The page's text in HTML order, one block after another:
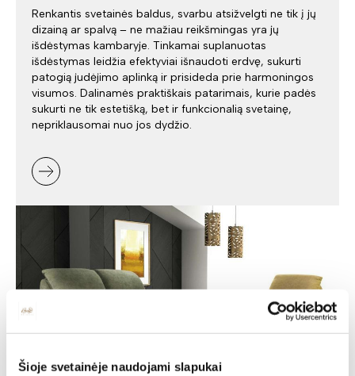
Šioje svetainėje naudojami slapukai
Renkantis svetainės baldus, svarbu atsižvelgti ne tik į jų
dizainą ar spalvą – ne mažiau reikšmingas yra jų
išdėstymas kambaryje. Tinkamai suplanuotas
išdėstymas leidžia efektyviai išnaudoti erdvę, sukurti
patogią judėjimo aplinką ir prisideda prie harmoningos
visumos. Dalinamės praktiškais patarimais, kurie padės
sukurti ne tik estetišką, bet ir funkcionalią svetainę,
nepriklausomai nuo jos dydžio.